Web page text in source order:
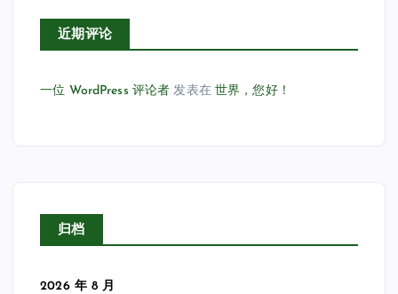
近期评论
一位 WordPress 评论者 发表在世界，您好！
归档
2026 年 8 月